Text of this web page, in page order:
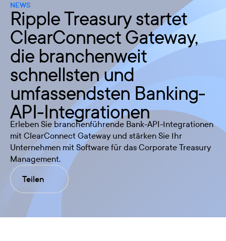
NEWS
Ripple Treasury startet
ClearConnect Gateway,
die branchenweit
schnellsten und
umfassendsten Banking-
API-Integrationen
Erleben Sie branchenführende Bank-API-Integrationen
mit ClearConnect Gateway und stärken Sie Ihr
Unternehmen mit Software für das Corporate Treasury
Management.
Teilen